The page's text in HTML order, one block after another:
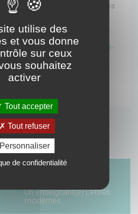
prendre connaissance
des
vous sur le site
13/projet-par-les-pairs-lycee-
witz/
Un enseignant(e) Lettres
modernes
utilise des
et vous donne
sur ceux
souhaitez
activer
Tout accepter
Tout refuser
Personnaliser
de confidentialité